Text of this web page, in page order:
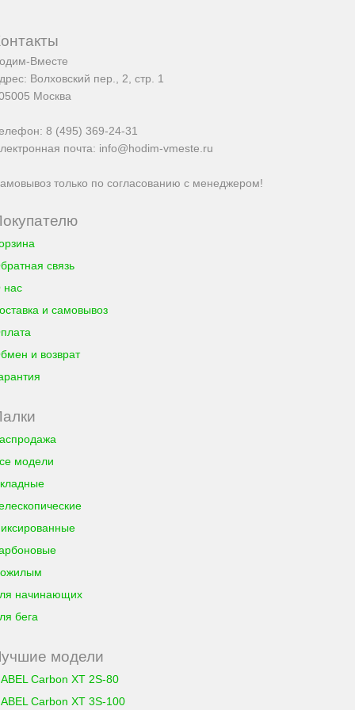
Вместе
Волховский пер., 2, стр. 1
Москва
8 (495) 369-24-31
почта: info@hodim-vmeste.ru
только по согласованию с менеджером!
связь
нас
и самовывоз
и возврат
модели
начинающих
бега
модели
Carbon XT 2S-80
Carbon XT 3S-100